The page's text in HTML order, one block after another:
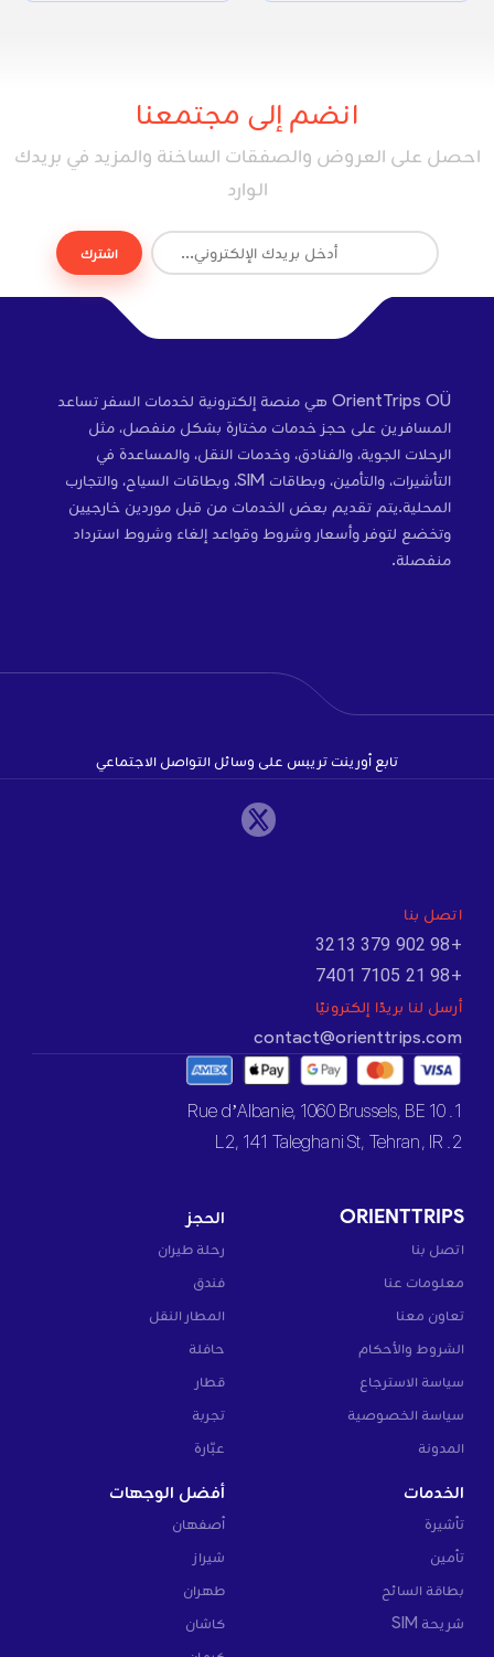
انضم إلى مجتمعنا
احصل على العروض والصفقات الساخنة والمزيد في بريدك
الوارد
اشترك
OrientTrips OÜ هي منصة إلكترونية لخدمات السفر تساعد
المسافرين على حجز خدمات مختارة بشكل منفصل، مثل
الرحلات الجوية، والفنادق، وخدمات النقل، والمساعدة في
التأشيرات، والتأمين، وبطاقات SIM، وبطاقات السياح، والتجارب
المحلية.يتم تقديم بعض الخدمات من قبل موردين خارجيين
وتخضع لتوفر وأسعار وشروط وقواعد إلغاء وشروط استرداد
منفصلة.
تابع أورينت تريبس على وسائل التواصل الاجتماعي
اتصل بنا
+98 902 379 3213
+98 21 7105 7401
أرسل لنا بريدًا إلكترونيًا
contact@orienttrips.com
1. 10 Rue d’Albanie, 1060 Brussels, BE
2. L2, 141 Taleghani St, Tehran, IR
ORIENTTRIPS
اتصل بنا
معلومات عنا
تعاون معنا
الشروط والأحكام
سياسة الاسترجاع
سياسة الخصوصية
المدونة
الحجز
رحلة طيران
فندق
المطار النقل
حافلة
قطار
تجربة
عبّارة
الخدمات
تأشيرة
تأمين
بطاقة السائح
شريحة SIM
أفضل الوجهات
أصفهان
شيراز
طهران
كاشان